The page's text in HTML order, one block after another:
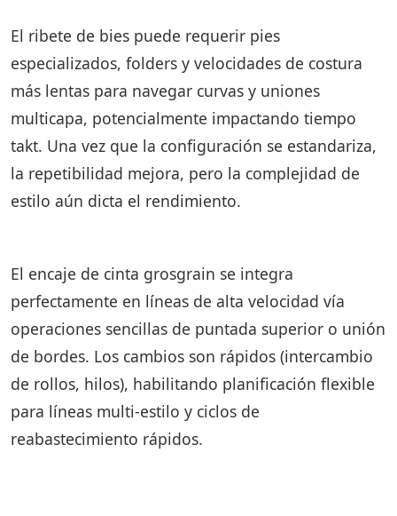
El ribete de bies puede requerir pies
especializados, folders y velocidades de costura
más lentas para navegar curvas y uniones
multicapa, potencialmente impactando tiempo
takt. Una vez que la configuración se estandariza,
la repetibilidad mejora, pero la complejidad de
estilo aún dicta el rendimiento.
El encaje de cinta grosgrain se integra
perfectamente en líneas de alta velocidad vía
operaciones sencillas de puntada superior o unión
de bordes. Los cambios son rápidos (intercambio
de rollos, hilos), habilitando planificación flexible
para líneas multi-estilo y ciclos de
reabastecimiento rápidos.